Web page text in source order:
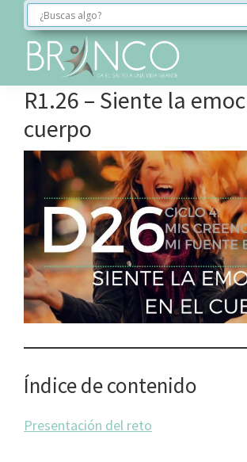
Saltar
navegación
principal
Saltar
contenido
Saltar
página
BRINCO
FORMACIÓN
R1.26 – Siente la
cuerpo
Índice de contenido
Presentación del reto